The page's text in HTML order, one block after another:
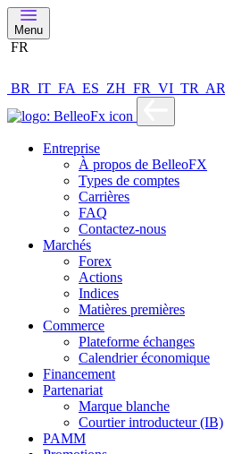
Menu
FR
BR IT FA ES ZH FR VI TR AR
Entreprise
À propos de BelleoFX
Types de comptes
Carrières
FAQ
Contactez-nous
Marchés
Forex
Actions
Indices
Matières premières
Commerce
Plateforme échanges
Calendrier économique
Financement
Partenariat
Marque blanche
Courtier introducteur (IB)
PAMM